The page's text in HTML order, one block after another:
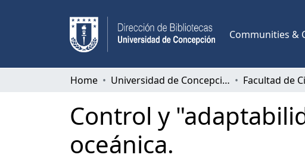
Communities &
Home Universidad de Concepción
Control y
oceánica.